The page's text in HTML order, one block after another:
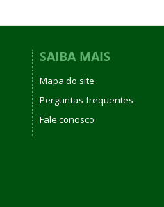
SAIBA MAIS
Mapa do site
Perguntas frequentes
Fale conosco